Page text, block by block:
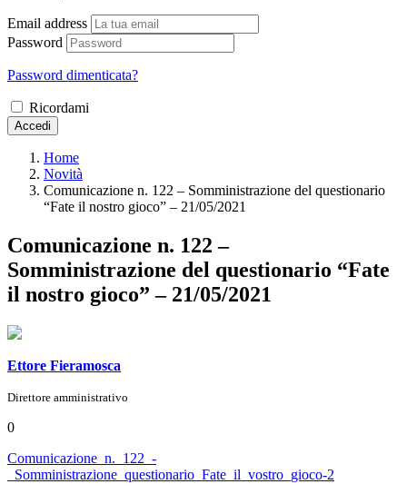
Email address
Password
Password dimenticata?
Ricordami
Accedi
Home
Novità
Comunicazione n. 122 – Somministrazione del questionario
“Fate il nostro gioco” – 21/05/2021
Comunicazione n. 122 –
Somministrazione del questionario “Fate
il nostro gioco” – 21/05/2021
Ettore Fieramosca
Direttore amministrativo
0
Comunicazione_n._122_-
_Somministrazione_questionario_Fate_il_vostro_gioco-2